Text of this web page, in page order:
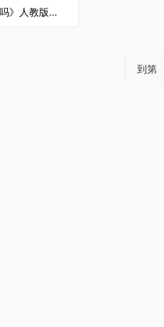
《中国人失掉自信力了吗》人教版九年级上册语文PPT课件
到第